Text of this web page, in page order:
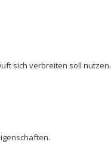
sich verbreiten soll nutzen.